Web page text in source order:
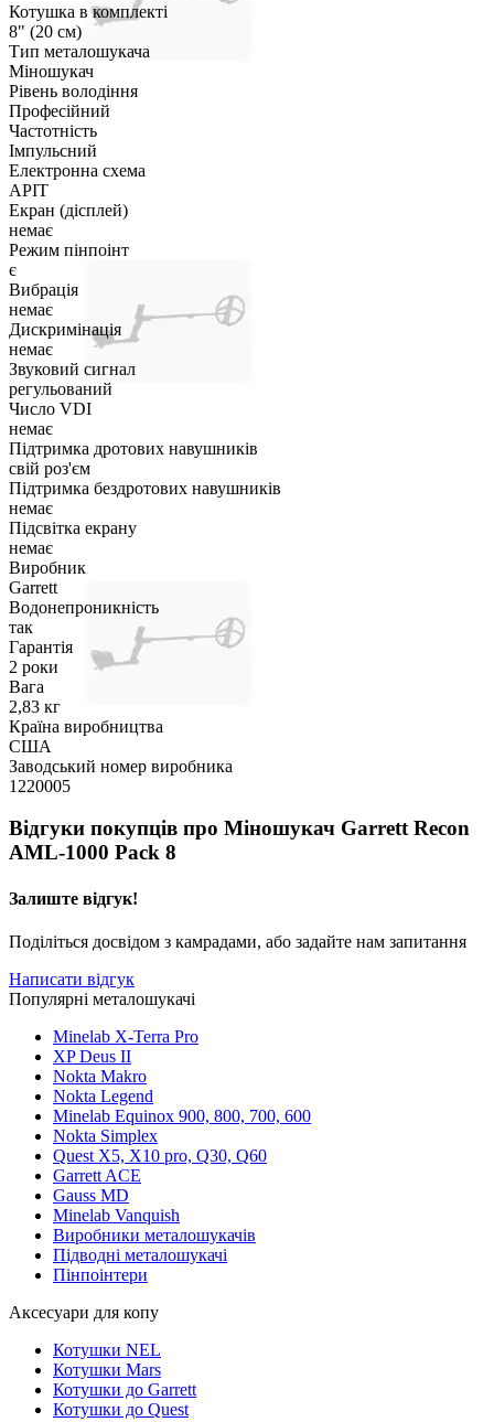
Котушка в комплекті
8" (20 см)
Тип металошукача
Міношукач
Рівень володіння
Професійний
Частотність
Імпульсний
Електронна схема
APIT
Екран (дісплей)
немає
Режим пінпоінт
є
Вибрація
немає
Дискримінація
немає
Звуковий сигнал
регульований
Число VDI
немає
Підтримка дротових навушників
свій роз'єм
Підтримка бездротових навушників
немає
Підсвітка екрану
немає
Виробник
Garrett
Водонепроникність
так
Гарантія
2 роки
Вага
2,83 кг
Країна виробництва
США
Заводський номер виробника
1220005
Відгуки покупців про Міношукач Garrett Recon
AML-1000 Pack 8
Залиште відгук!
Поділіться досвідом з камрадами, або задайте нам запитання
Написати відгук
Популярні металошукачі
Minelab X-Terra Pro
XP Deus II
Nokta Makro
Nokta Legend
Minelab Equinox 900, 800, 700, 600
Nokta Simplex
Quest X5, X10 pro, Q30, Q60
Garrett ACE
Gauss MD
Minelab Vanquish
Виробники металошукачів
Підводні металошукачі
Пінпоінтери
Аксесуари для копу
Котушки NEL
Котушки Mars
Котушки до Garrett
Котушки до Quest